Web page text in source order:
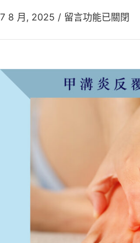
7 8 月, 2025 / 留言功能已關閉